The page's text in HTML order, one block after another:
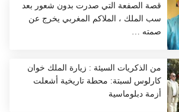
قصة الصفعة التي صدرت بدون شعور بعد
سب الملك ، الملاكم المغربي يخرج عن
صمته …
من الذكريات السيئة : زيارة الملك خوان
كارلوس لسبتة: محطة تاريخية أشعلت
أزمة دبلوماسية